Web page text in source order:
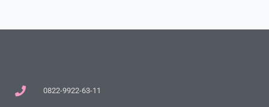
0822-9922-63-11